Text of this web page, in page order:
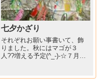
七夕かざり
それぞれお願い事書いて、飾
りました。秋にはマゴが３
人??増える予定(^_-)-☆７月以
しています（*^_^*）２年生の